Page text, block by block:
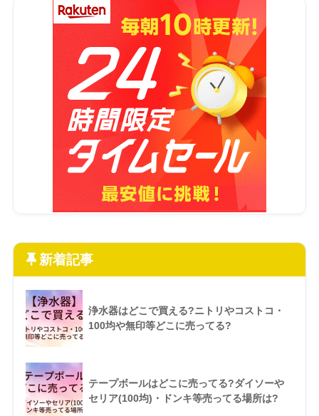
新着記事
浄水器はどこで買える?ニトリやコストコ・
100均や無印等どこに売ってる?
テープボールはどこに売ってる?ダイソーや
セリア(100均)・ドンキ等売ってる場所は?